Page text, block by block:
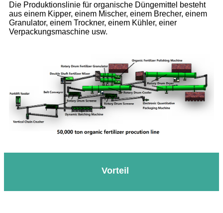
Die Produktionslinie für organische Düngemittel besteht
aus einem Kipper, einem Mischer, einem Brecher, einem
Granulator, einem Trockner, einem Kühler, einer
Verpackungsmaschine usw.
Vorteil